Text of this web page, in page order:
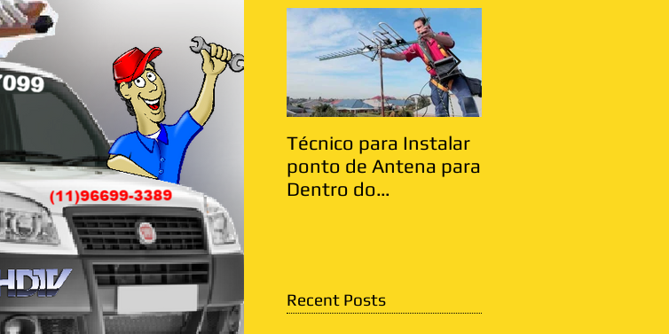
Técnico para Instalar
ponto de Antena para
Dentro do
Recent Posts